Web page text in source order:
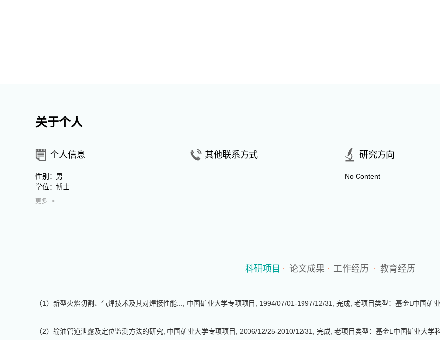
关于个人
个人信息
性别：男
学位：博士
更多 >
其他联系方式 研究方向
No Content
科研项目 · 论文成果 · 工作经历 · 教育经历
（1）新型火焰切割、气焊技术及其对焊接性能..., 中国矿业大学专项项目, 1994/07/01-1997/12/31, 完成, 老项目类型：基金L中国矿
（2）输油管道泄露及定位监测方法的研究, 中国矿业大学专项项目, 2006/12/25-2010/12/31, 完成, 老项目类型：基金L中国矿业大